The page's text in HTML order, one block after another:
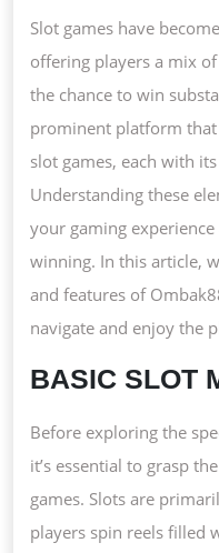
Slot games have
offering players a mix
the chance to win
prominent platform
slot games, each with
Understanding these
your gaming
winning. In this article,
and features of
navigate and enjoy the
BASIC SLOT
Before exploring the
it’s essential to grasp
games. Slots are
players spin reels filled